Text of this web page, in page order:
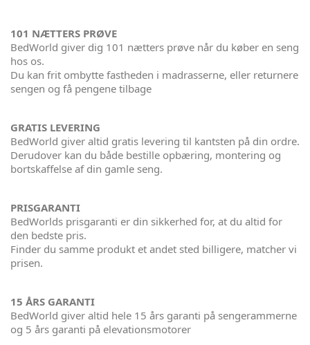
101 NÆTTERS PRØVE
BedWorld giver dig 101 nætters prøve når du køber en seng
hos os.
Du kan frit ombytte fastheden i madrasserne, eller returnere
sengen og få pengene tilbage
GRATIS LEVERING
BedWorld giver altid gratis levering til kantsten på din ordre.
Derudover kan du både bestille opbæring, montering og
bortskaffelse af din gamle seng.
PRISGARANTI
BedWorlds prisgaranti er din sikkerhed for, at du altid for
den bedste pris.
Finder du samme produkt et andet sted billigere, matcher vi
prisen.
15 ÅRS GARANTI
BedWorld giver altid hele 15 års garanti på sengerammerne
og 5 års garanti på elevationsmotorer